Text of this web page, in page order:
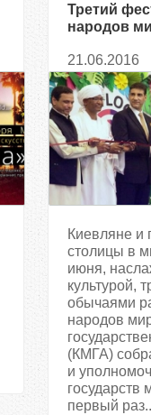
Третий
народов
21.06.2016
Киевляне и
столицы в
июня,
культурой,
обычаями
народов
(КМГА)
и
государств
первый